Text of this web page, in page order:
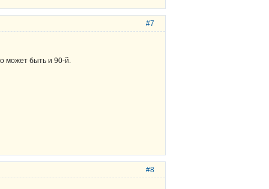
#7
может быть и 90-й.
#8